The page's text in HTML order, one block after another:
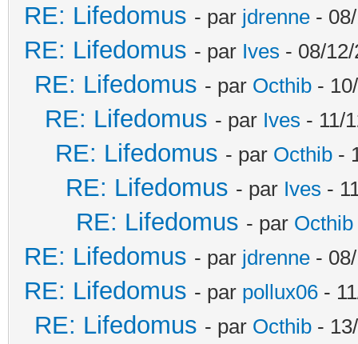
RE: Lifedomus - par jdrenne -
RE: Lifedomus - par Ives - 08/
RE: Lifedomus - par Octhib -
RE: Lifedomus - par Ives - 11/
RE: Lifedomus - par Octhib -
RE: Lifedomus - par Ives -
RE: Lifedomus - par Octhib
RE: Lifedomus - par jdrenne -
RE: Lifedomus - par pollux06 -
RE: Lifedomus - par Octhib -